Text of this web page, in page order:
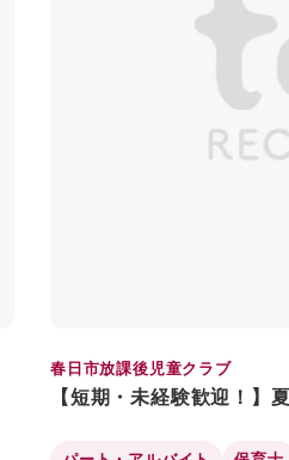
春日市放課後児童クラブ
【短期・未経験歓迎！】